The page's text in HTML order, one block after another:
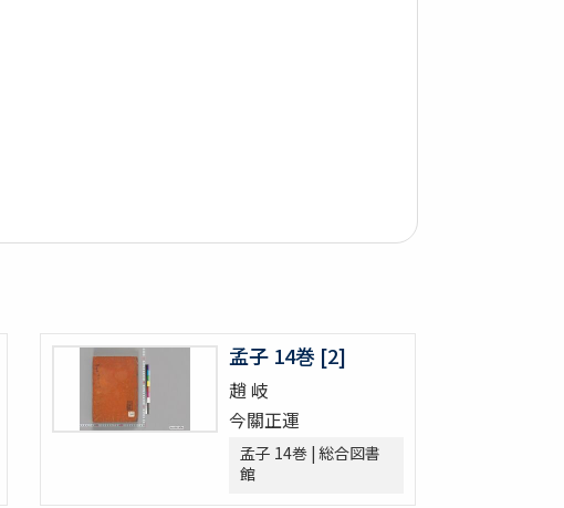
孟子 14巻 [2]
趙 岐
今關正運
孟子 14巻 | 総合図書
館